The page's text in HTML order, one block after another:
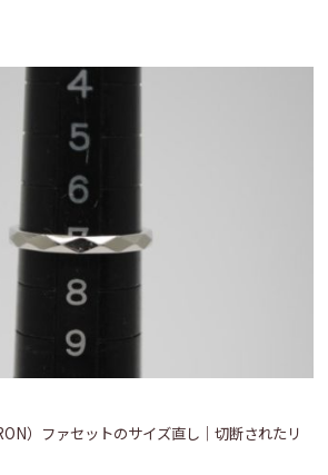
）ファセットのサイズ直し｜切断されたリ